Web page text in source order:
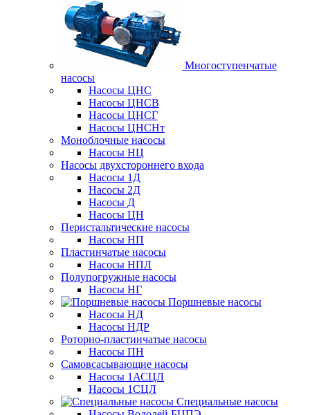
Многоступенчатые
насосы
Насосы ЦНС
Насосы ЦНСВ
Насосы ЦНСГ
Насосы ЦНСНт
Моноблочные насосы
Насосы НЦ
Насосы двухстороннего входа
Насосы 1Д
Насосы 2Д
Насосы Д
Насосы ЦН
Перистальтические насосы
Насосы НП
Пластинчатые насосы
Насосы НПЛ
Полупогружные насосы
Насосы НГ
Поршневые насосы
Насосы НД
Насосы НДР
Роторно-пластинчатые насосы
Насосы ПН
Самовсасывающие насосы
Насосы 1АСЦЛ
Насосы 1СЦЛ
Специальные насосы